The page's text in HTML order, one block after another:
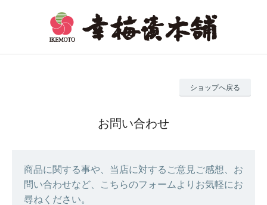
ショップへ戻る
お問い合わせ
商品に関する事や、当店に対するご意見ご感想、お
問い合わせなど、こちらのフォームよりお気軽にお
尋ねください。